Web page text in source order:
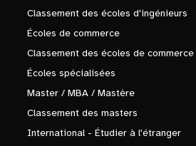
Classement des écoles d'ingénieurs
Écoles de commerce
Classement des écoles de commerce
Écoles spécialisées
Master / MBA / Mastère
Classement des masters
International - Étudier à l'étranger